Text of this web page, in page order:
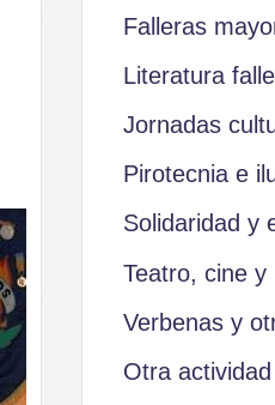
Falleras
Literatura
Jornadas
Pirotecnia e
Solidaridad y
Teatro, cine y
Verbenas y
Otra